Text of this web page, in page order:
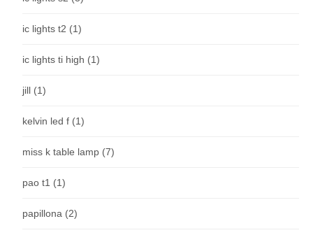
ic lights t2 (1)
ic lights ti high (1)
jill (1)
kelvin led f (1)
miss k table lamp (7)
pao t1 (1)
papillona (2)